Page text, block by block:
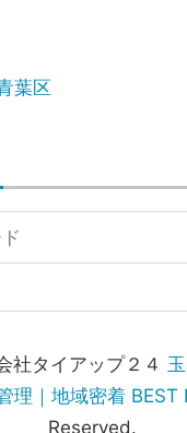
葉区
タイアップ２４
理｜地域密着 BEST
Reserved.